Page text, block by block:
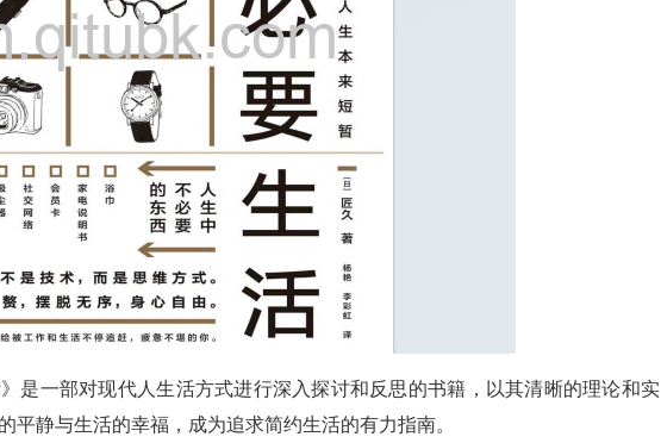
是一部对现代人生活方式进行深入探讨和反思的书籍，以其清晰的理论和实
平静与生活的幸福，成为追求简约生活的有力指南。